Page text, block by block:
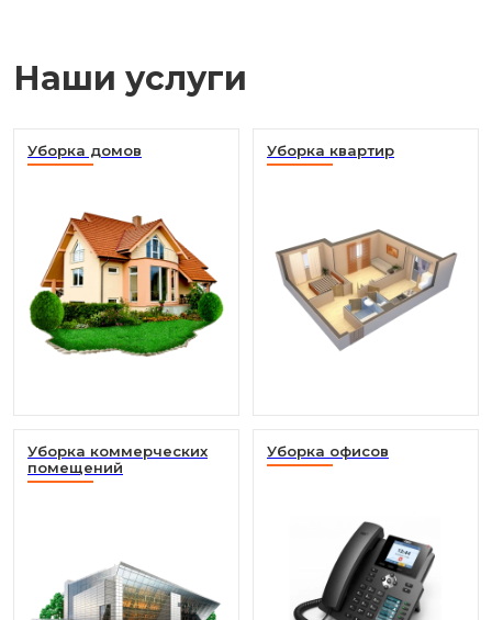
Наши услуги
Уборка домов Уборка квартир
Уборка коммерческих
помещений
Уборка офисов